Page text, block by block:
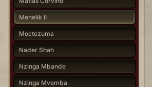
Menelik II
Moctezuma
Nader Shah
Nzinga Mbande
Nzinga Mvemba